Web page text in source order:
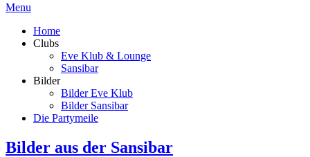
Menu
Home
Clubs
Eve Klub & Lounge
Sansibar
Bilder
Bilder Eve Klub
Bilder Sansibar
Die Partymeile
Bilder aus der Sansibar